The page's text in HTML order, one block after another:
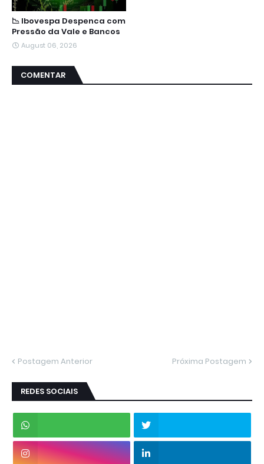
📉 Ibovespa Despenca com
Pressão da Vale e Bancos
August 06, 2026
COMENTAR
Postagem Anterior Próxima Postagem
REDES SOCIAIS